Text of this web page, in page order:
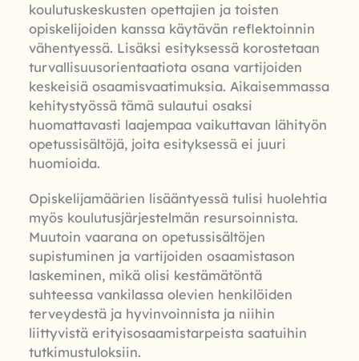
koulutuskeskusten opettajien ja toisten
opiskelijoiden kanssa käytävän reflektoinnin
vähentyessä. Lisäksi esityksessä korostetaan
turvallisuusorientaatiota osana vartijoiden
keskeisiä osaamisvaatimuksia. Aikaisemmassa
kehitystyössä tämä sulautui osaksi
huomattavasti laajempaa vaikuttavan lähityön
opetussisältöjä, joita esityksessä ei juuri
huomioida.
Opiskelijamäärien lisääntyessä tulisi huolehtia
myös koulutusjärjestelmän resursoinnista.
Muutoin vaarana on opetussisältöjen
supistuminen ja vartijoiden osaamistason
laskeminen, mikä olisi kestämätöntä
suhteessa vankilassa olevien henkilöiden
terveydestä ja hyvinvoinnista ja niihin
liittyvistä erityisosaamistarpeista saatuihin
tutkimustuloksiin.